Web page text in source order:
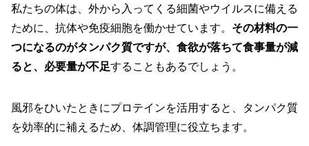
私たちの体は、外から入ってくる細菌やウイルスに備える
ために、抗体や免疫細胞を働かせています。 その材料の一
つになるのがタンパク質ですが、食欲が落ちて食事量が減
ると、必要量が不足することもあるでしょう。
風邪をひいたときにプロテインを活用すると、タンパク質
を効率的に補えるため、体調管理に役立ちます。